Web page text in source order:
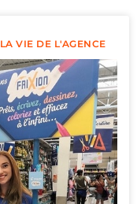
LA VIE DE L'AGENCE